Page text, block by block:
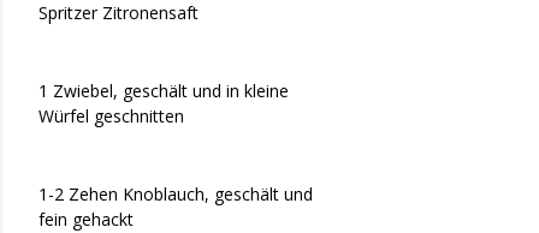
Spritzer Zitronensaft
1 Zwiebel, geschält und in kleine
Würfel geschnitten
1-2 Zehen Knoblauch, geschält und
fein gehackt